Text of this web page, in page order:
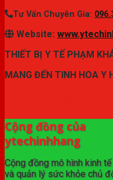
Tư Vấn Chuyên Gia:
Website:
THIẾT BỊ Y TẾ PHẠM
MANG ĐẾN TINH HOA Y
Cộng đồng của
ytechinhhang
Cộng đồng mô hình kinh
và quản lý sức khỏe chủ